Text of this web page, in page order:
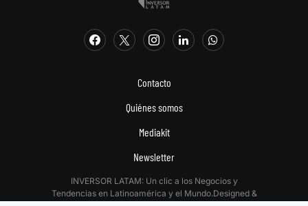
Contacto
Quiénes somos
Mediakit
Newsletter
INVERSOR LATAM: Un clic a los Negocios y
Tendencias en Latinoamérica y el Mundo.Designed &